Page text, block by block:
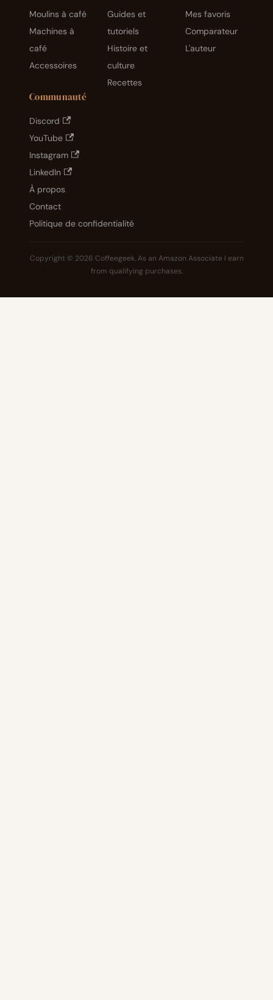
Moulins à café
Machines à
café
Accessoires
Guides et
tutoriels
Histoire et
culture
Recettes
Mes favoris
Comparateur
L'auteur
Communauté
Discord
YouTube
Instagram
LinkedIn
À propos
Contact
Politique de confidentialité
Copyright © 2026 Coffeegeek. As an Amazon Associate I earn
from qualifying purchases.